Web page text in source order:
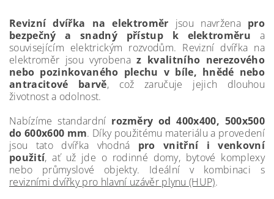
Revizní dvířka na elektroměr jsou navržena pro
bezpečný a snadný přístup k elektroměru a
souvisejícím elektrickým rozvodům. Revizní dvířka na
elektroměr jsou vyrobenaz kvalitního nerezového
nebo pozinkovaného plechu v bíle, hnědé nebo
antracitové barvě, což zaručuje jejich dlouhou
životnost a odolnost.
Nabízíme standardní rozměry od 400x400, 500x500
do 600x600 mm. Díky použitému materiálu a provedení
jsou tato dvířka vhodná pro vnitřní i venkovní
použití, ať už jde o rodinné domy, bytové komplexy
nebo průmyslové objekty. Ideální v kombinaci s
revizními dvířky pro hlavní uzávěr plynu (HUP).